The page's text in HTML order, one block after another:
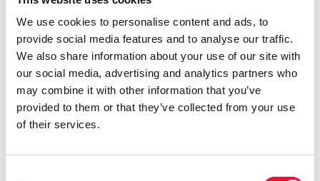
We use cookies to personalise content and ads, to
provide social media features and to analyse our traffic.
We also share information about your use of our site with
our social media, advertising and analytics partners who
may combine it with other information that you’ve
provided to them or that they’ve collected from your use
of their services.
el SIDA y el tipo de cáncer más común entre las
mujeres diagnosticadas con VIH en todo el mundo.